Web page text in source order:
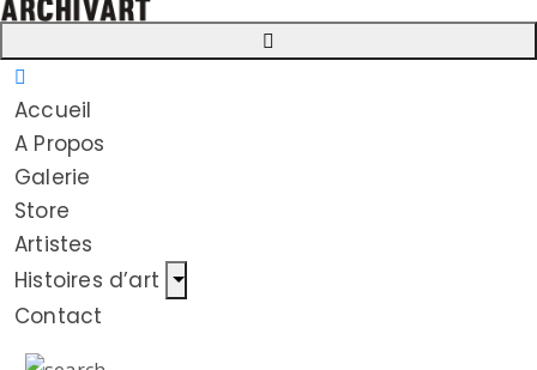
Accueil
A Propos
Galerie
Store
Artistes
Histoires d’art
Contact